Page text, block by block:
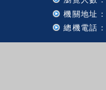
機關地址
總機電話